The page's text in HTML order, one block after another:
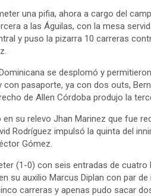
una pifia, ahora a cargo del
a las Águilas, con la mesa
y puso la pizarra 10 carreras
se desplomó y
pasaporte, ya con dos outs,
de Allen Córdoba produjo la
su relevo Jhan Marinez que fue
Rodríguez impulsó la quinta del
Gómez.
(1-0) con seis entradas de
su auxilio Marcus Diplan con par
carreras y apenas pudo sacar